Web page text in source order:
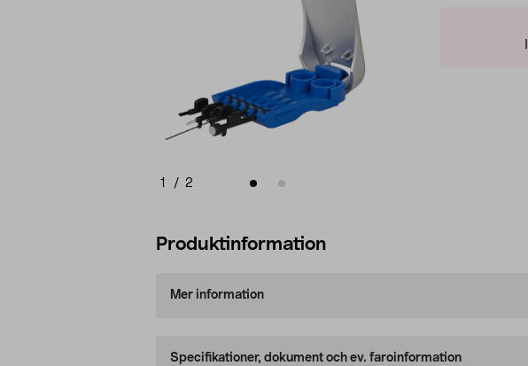
1 / 2
Produktinformation
Mer information
Specifikationer, dokument och ev. faroinformation